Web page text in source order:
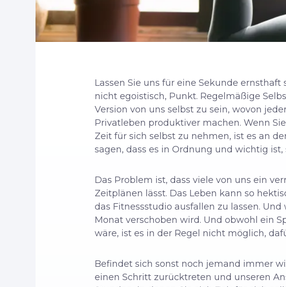
Lassen Sie uns für eine Sekunde
nicht egoistisch, Punkt. Regelmäßige
Version von uns selbst zu sein, wovon
Privatleben produktiver machen. Wenn
Zeit für sich selbst zu nehmen, ist es an
sagen, dass es in Ordnung und wichtig
Das Problem ist, dass viele von uns ein
Zeitplänen lässt. Das Leben kann so
das Fitnessstudio ausfallen zu lassen.
Monat verschoben wird. Und obwohl ein
wäre, ist es in der Regel nicht möglich,
Befindet sich sonst noch jemand immer
einen Schritt zurücktreten und unseren